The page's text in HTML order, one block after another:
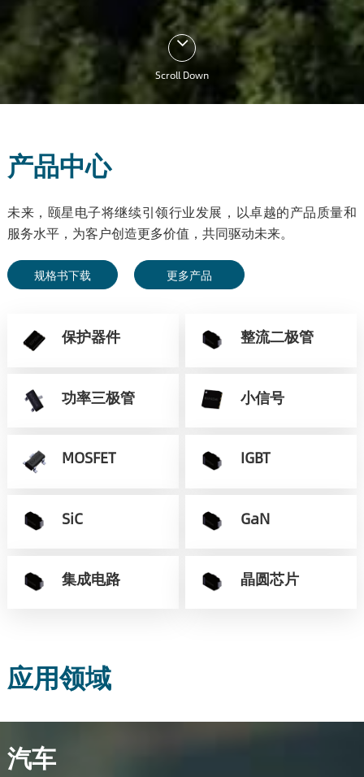
Scroll Down
产品中心
未来，颐星电子将继续引领行业发展，以卓越的产品质量和
服务水平，为客户创造更多价值，共同驱动未来。
规格书下载 更多产品
保护器件 整流二极管
功率三极管 小信号
MOSFET IGBT
SiC GaN
集成电路 晶圆芯片
应用领域
汽车